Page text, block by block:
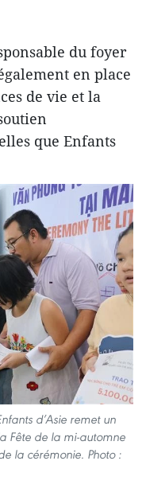
du foyer
en place
de vie et la
que Enfants
d’Asie remet un
Fête de la mi-automne
la cérémonie. Photo :